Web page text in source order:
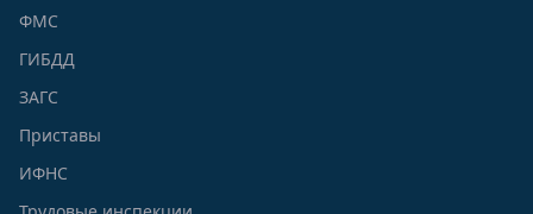
ФМС
ГИБДД
ЗАГС
Приставы
ИФНС